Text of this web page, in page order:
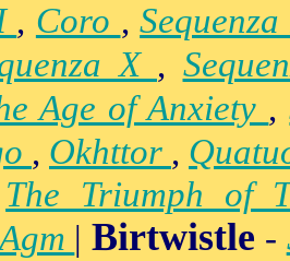
, Coro ,
X ,
Age of Anxiety ,
, Okhttor ,
The Triumph of
|Birtwistle -